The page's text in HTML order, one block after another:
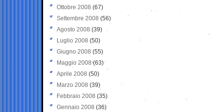
Ottobre 2008 (67)
Settembre 2008 (56)
Agosto 2008 (39)
Luglio 2008 (50)
Giugno 2008 (55)
Maggio 2008(63)
Aprile 2008 (50)
Marzo 2008 (39)
Febbraio 2008 (35)
Gennaio 2008 (36)